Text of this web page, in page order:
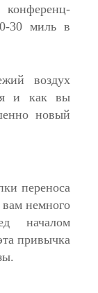
30 миль в
воздух
и как вы
новый
переноса
вам немного
началом
привычка